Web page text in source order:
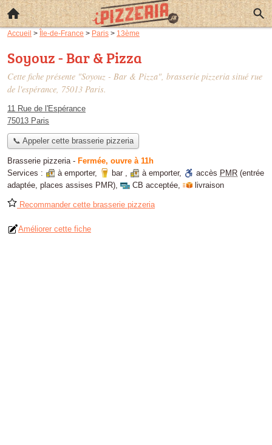
Accueil > Île-de-France > Paris > 13ème
Soyouz - Bar & Pizza
Cette fiche présente "Soyouz - Bar & Pizza", brasserie pizzeria situé rue
de l'espérance, 75013 Paris.
11 Rue de l'Espérance
75013 Paris
📞 Appeler cette brasserie pizzeria
Brasserie pizzeria- Fermée, ouvre à 11h
Services :
à emporter, bar , à emporter, accès PMR (entrée
adaptée, places assises PMR), CB acceptée, livraison
Recommander cette brasserie pizzeria
Améliorer cette fiche